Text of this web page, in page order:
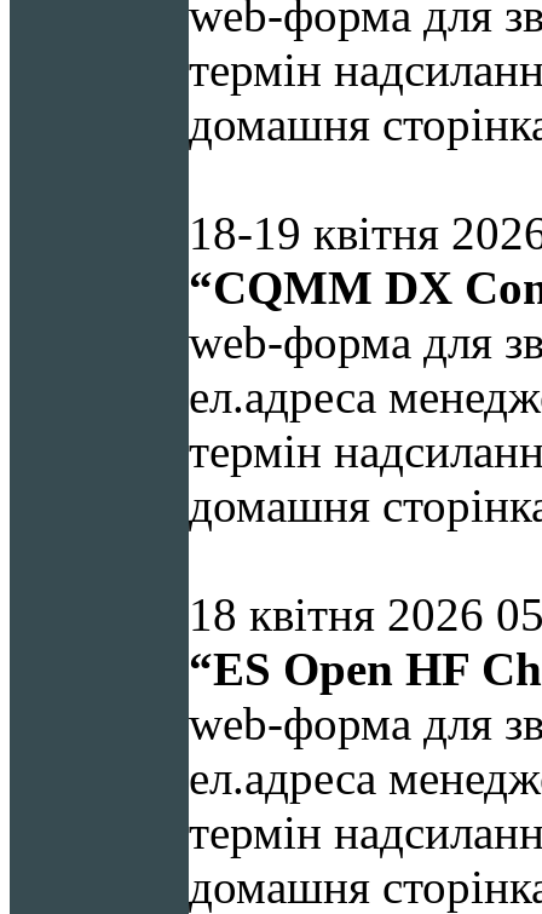
web-форма для
термін
домашня
18-19 квітня
“CQMM DX
web-форма для
ел.адреса
термін
домашня
18 квітня 2026
“ES Open HF
web-форма для
ел.адреса
термін
домашня